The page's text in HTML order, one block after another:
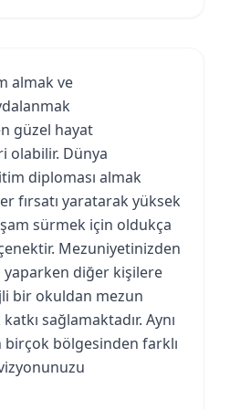
almak ve
güzel hayat
olabilir. Dünya
diploması almak
fırsatı yaratarak yüksek
sürmek için oldukça
Mezuniyetinizden
diğer kişilere
bir okuldan mezun
sağlamaktadır. Aynı
birçok bölgesinden farklı